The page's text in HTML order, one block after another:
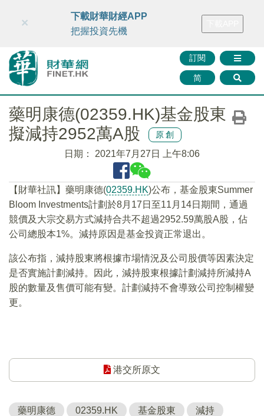
財華智庫網 FINTV FINMETA 財華證券 媒體矩陣
訂閱
简
×
下載財華財經APP
把握投資先機
藥明康德(02359.HK)基金股東
擬減持2952萬A股
原創
日期： 2021年7月27日 上午8:06
【財華社訊】藥明康德(02359.HK)公布，基金股東Summer
Bloom Investments計劃於8月17日至11月14日期間，通過
競價及大宗交易方式減持合共不超過2952.59萬股A股，佔
公司總股本1%。減持原因是基金投資正常退出。
該公布指，減持股東將根據市場情況及公司股價等因素決定
是否實施計劃減持。因此，減持股東根據計劃減持所減持A
股的數量及售價可能有變。計劃減持不會導致公司控制權變
更。
港交所原文
藥明康德 02359.HK 基金股東 減持